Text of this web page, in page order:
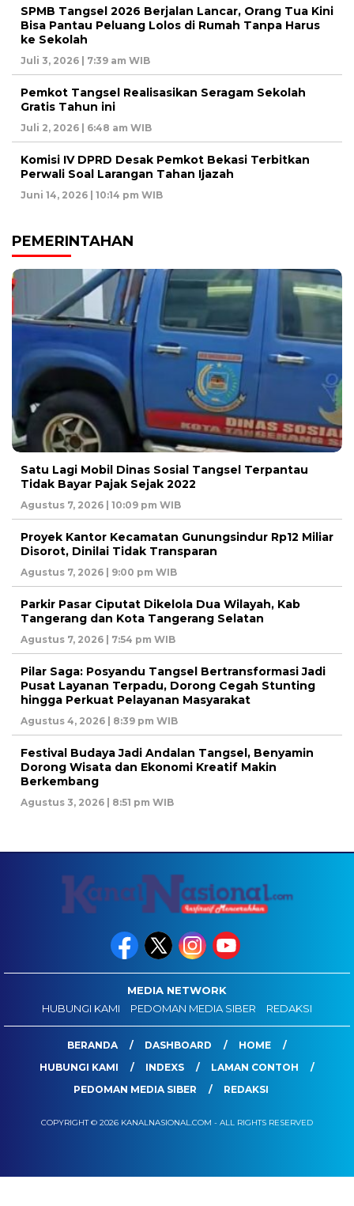
SPMB Tangsel 2026 Berjalan Lancar, Orang Tua Kini
Bisa Pantau Peluang Lolos di Rumah Tanpa Harus
ke Sekolah
Juli 3, 2026 | 7:39 am WIB
Pemkot Tangsel Realisasikan Seragam Sekolah
Gratis Tahun ini
Juli 2, 2026 | 6:48 am WIB
Komisi IV DPRD Desak Pemkot Bekasi Terbitkan
Perwali Soal Larangan Tahan Ijazah
Juni 14, 2026 | 10:14 pm WIB
PEMERINTAHAN
Satu Lagi Mobil Dinas Sosial Tangsel Terpantau
Tidak Bayar Pajak Sejak 2022
Agustus 7, 2026 | 10:09 pm WIB
Proyek Kantor Kecamatan Gunungsindur Rp12 Miliar
Disorot, Dinilai Tidak Transparan
Agustus 7, 2026 | 9:00 pm WIB
Parkir Pasar Ciputat Dikelola Dua Wilayah, Kab
Tangerang dan Kota Tangerang Selatan
Agustus 7, 2026 | 7:54 pm WIB
Pilar Saga: Posyandu Tangsel Bertransformasi Jadi
Pusat Layanan Terpadu, Dorong Cegah Stunting
hingga Perkuat Pelayanan Masyarakat
Agustus 4, 2026 | 8:39 pm WIB
Festival Budaya Jadi Andalan Tangsel, Benyamin
Dorong Wisata dan Ekonomi Kreatif Makin
Berkembang
Agustus 3, 2026 | 8:51 pm WIB
MEDIA NETWORK
HUBUNGI KAMI
PEDOMAN MEDIA SIBER REDAKSI
BERANDA DASHBOARD
HOME
HUBUNGI KAMI
INDEXS
LAMAN CONTOH
PEDOMAN MEDIA SIBER
REDAKSI
COPYRIGHT © 2026 KANALNASIONAL.COM - ALL RIGHTS RESERVED